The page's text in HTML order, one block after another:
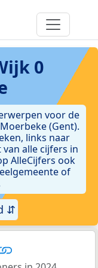
0
voor de
(Gent).
links naar
alle cijfers in
AlleCijfers ook
of
⇵